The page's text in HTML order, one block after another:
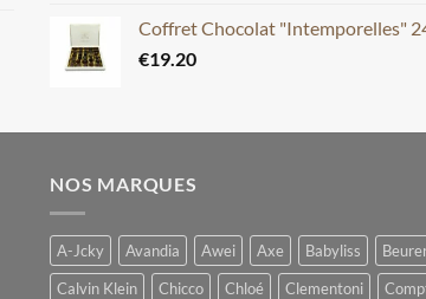
Coffret Chocolat "Intemporelles"
€19.20
NOS MARQUES
A-Jcky Avandia Awei Axe Babyliss
Calvin Klein
Chicco Chloé Clementoni